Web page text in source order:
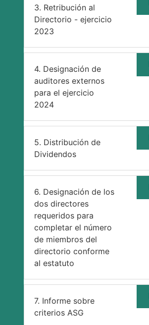
3. Retribución al
Directorio - ejercicio
2023
4. Designación de
auditores externos
para el ejercicio
2024
5. Distribución de
Dividendos
6. Designación de los
dos directores
requeridos para
completar el número
de miembros del
directorio conforme
al estatuto
7. Informe sobre
criterios ASG